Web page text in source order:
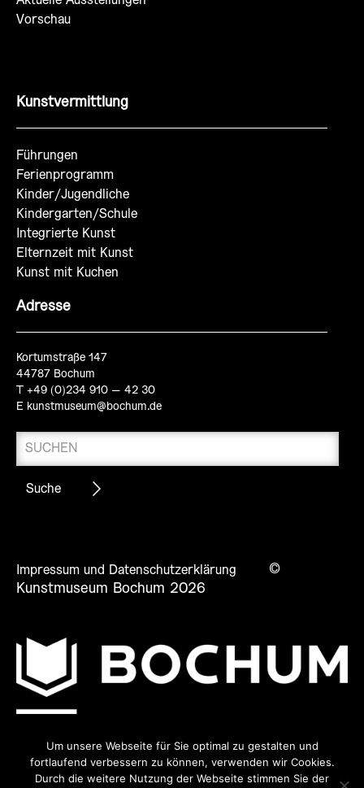
Vorschau
Kunstvermittlung
Führungen
Ferienprogramm
Kinder/Jugendliche
Kindergarten/Schule
Integrierte Kunst
Elternzeit mit Kunst
Kunst mit Kuchen
Adresse
Kortumstraße 147
44787 Bochum
T +49 (0)234 910 – 42 30
E kunstmuseum@bochum.de
Impressum und Datenschutzerklärung
©
Kunstmuseum Bochum 2026
Um unsere Webseite für Sie optimal zu gestalten und
fortlaufend verbessern zu können, verwenden wir Cookies.
Durch die weitere Nutzung der Webseite stimmen Sie der